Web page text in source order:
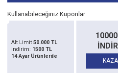
Kullanabileceğiniz Kuponlar
Alt Limit 50.000 TL
İndirim: 1500 TL
14 Ayar Ürünlerde